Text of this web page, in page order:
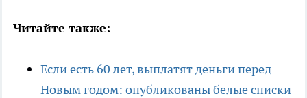
Читайте также:
Если есть 60 лет, выплатят деньги перед
Новым годом: опубликованы белые списки